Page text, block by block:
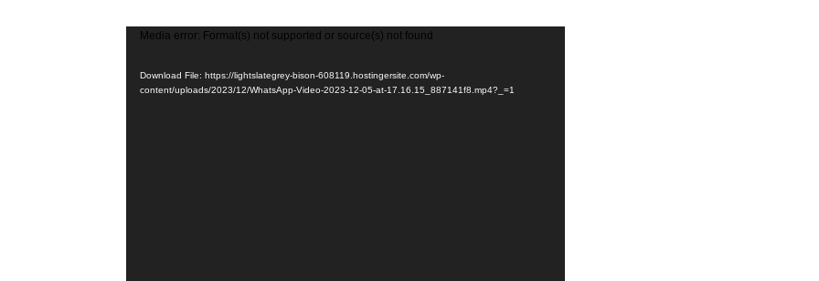
Media error: Format(s) not supported or source(s) not found
Download File: https://lightslategrey-bison-608119.hostingersite.com/wp-
content/uploads/2023/12/WhatsApp-Video-2023-12-05-at-17.16.15_887141f8.mp4?_=1